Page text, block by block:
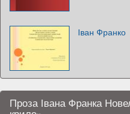
Іван Франко
Проза Івана Франка